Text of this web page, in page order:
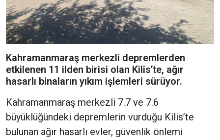
Kahramanmaraş merkezli depremlerden
etkilenen 11 ilden birisi olan Kilis’te, ağır
hasarlı binaların yıkım işlemleri sürüyor.
Kahramanmaraş merkezli 7.7 ve 7.6
büyüklüğündeki depremlerin vurduğu Kilis’te
bulunan ağır hasarlı evler, güvenlik önlemi